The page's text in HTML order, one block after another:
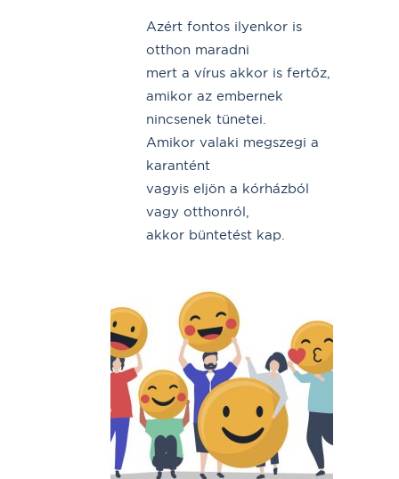
Azért fontos ilyenkor is
otthon maradni
mert a vírus akkor is fertőz,
amikor az embernek
nincsenek tünetei.
Amikor valaki megszegi a
karantént
vagyis eljön a kórházból
vagy otthonról,
akkor büntetést kap.